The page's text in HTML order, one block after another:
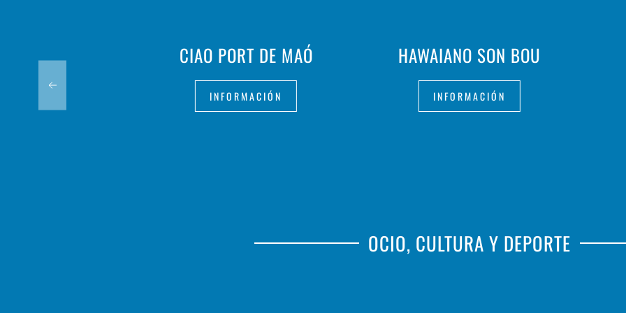
CIAO PORT DE MAÓ
INFORMACIÓN
HAWAIANO SON BOU
INFORMACIÓN
OCIO, CULTURA Y DEPORTE